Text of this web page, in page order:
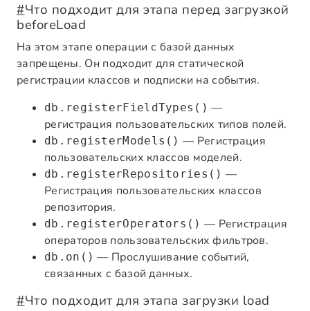
#Что подходит для этапа перед загрузкой
beforeLoad
На этом этапе операции с базой данных
запрещены. Он подходит для статической
регистрации классов и подписки на события.
db.registerFieldTypes() —
регистрация пользовательских типов полей.
db.registerModels() — Регистрация
пользовательских классов моделей.
db.registerRepositories() —
Регистрация пользовательских классов
репозитория.
db.registerOperators() — Регистрация
операторов пользовательских фильтров.
db.on() — Прослушивание событий,
связанных с базой данных.
#Что подходит для этапа загрузки load